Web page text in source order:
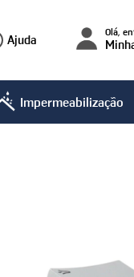
Ajuda Olá,
Impermeabilização